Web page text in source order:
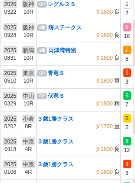
2026
0322
阪神
10R
OP
レグルスＳ
ダ1800 良
1
2
2025
0928
阪神
10R
3勝
堺ステークス
ダ1800 良
8
16
2025
0831
新潟
10R
2勝
両津湾特別
ダ1800 良
7
8
2025
0510
東京
10R
OP
青竜Ｓ
ダ1600 重
3
3
2025
0329
中山
10R
OP
伏竜Ｓ
ダ1800 稍
6
7
2025
0202
小倉
8R
３歳1勝クラス
ダ1700 重
5
5
2025
0118
中京
4R
３歳1勝クラス
ダ1800 良
6
12
2025
0106
中京
4R
３歳1勝クラス
ダ1800 良
3
3